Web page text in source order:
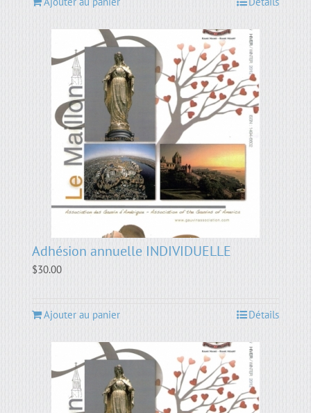
Adhésion annuelle INDIVIDUELLE
$30.00
Ajouter au panier Détails